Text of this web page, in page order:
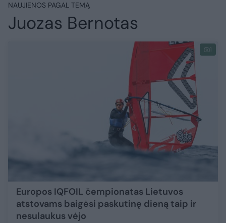
NAUJIENOS PAGAL TEMĄ
Juozas Bernotas
1
Europos IQFOIL čempionatas Lietuvos
atstovams baigėsi paskutinę dieną taip ir
nesulaukus vėjo